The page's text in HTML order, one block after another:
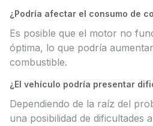
¿Podría afectar el consumo de
Es posible que el motor no
óptima, lo que podría
combustible.
¿El vehículo podría presentar
Dependiendo de la raíz del
una posibilidad de dificultades